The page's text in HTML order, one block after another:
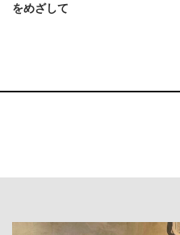
をめざして